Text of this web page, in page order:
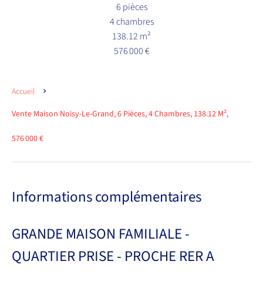
6 pièces
4 chambres
138.12 m²
576 000 €
Accueil
Vente Maison Noisy-Le-Grand, 6 Pièces, 4 Chambres, 138.12 M²,
576 000 €
Informations complémentaires
GRANDE MAISON FAMILIALE -
QUARTIER PRISE - PROCHE RER A